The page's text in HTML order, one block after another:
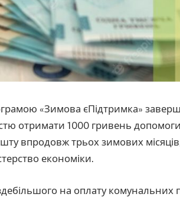
«Зимова єПідтримка»
отримати 1000 гривень
впродовж трьох зимових
економіки.
на оплату комунальних